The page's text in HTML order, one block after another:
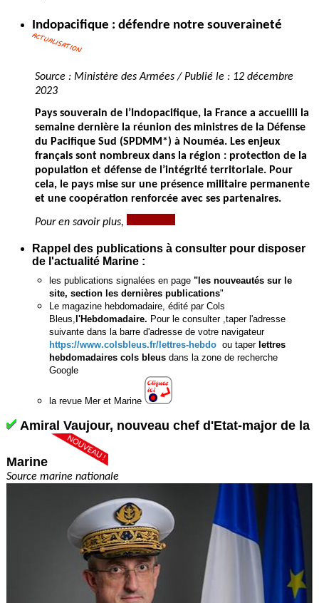
Indopacifique : défendre notre souveraineté
Source : Ministère des Armées / Publié le : 12 décembre
2023
Pays souverain de l’Indopacifique, la France a accueilli la
semaine dernière la réunion des ministres de la Défense
du Pacifique Sud (SPDMM*) à Nouméa. Les enjeux
français sont nombreux dans la région : protection de la
population et défense de l’intégrité territoriale. Pour
cela, le pays mise sur une présence militaire permanente
et une coopération renforcée avec ses partenaires.
Pour en savoir plus,
Rappel des publications à consulter pour disposer
de l'actualité Marine :
les publications signalées en page"les nouveautés sur le
site, section les dernières publications"
Le magazine hebdomadaire, édité par Cols
Bleus, l'Hebdomadaire. Pour le consulter ,taper l'adresse
suivante dans la barre d'adresse de votre navigateur
https://www.colsbleus.fr/lettres-hebdo ou taper lettres
hebdomadaires cols bleus dans la zone de recherche
Google
la revue Mer et Marine
Amiral Vaujour, nouveau chef d'Etat-major de la
Marine
Source marine nationale